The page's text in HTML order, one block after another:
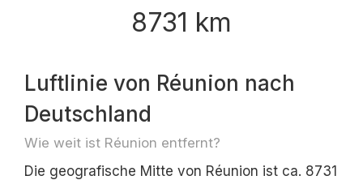
8731 km
Luftlinie von Réunion nach
Deutschland
Wie weit ist Réunion entfernt?
Die geografische Mitte von Réunion ist ca. 8731